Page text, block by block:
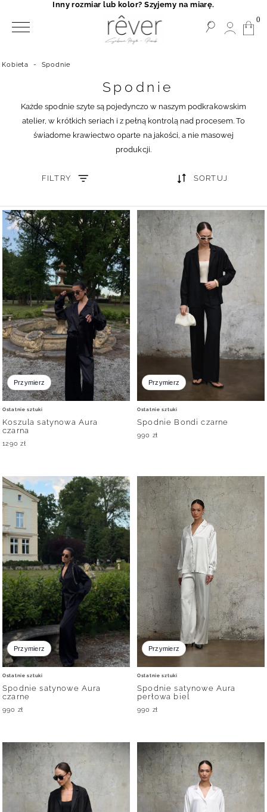
Kobieta - Spodnie
Spodnie
Każde spodnie szyte są pojedynczo w naszym podkrakowskim
atelier, w krótkich seriach i z pełną kontrolą nad procesem. To
świadome krawiectwo oparte na jakości, a nie masowej
produkcji.
FILTRY SORTUJ
Przymierz
Koszula satynowa Aura
czarna
1290zł
Ostatnie sztuki
Przymierz
Spodnie Bondi czarne
990 zł
Ostatnie sztuki
Przymierz
Spodnie satynowe Aura
czarne
990 zł
Ostatnie sztuki
Przymierz
Spodnie satynowe Aura
perłowa biel
990 zł
Ostatnie sztuki
0
Inny rozmiar lub kolor? Szyjemy na miarę.